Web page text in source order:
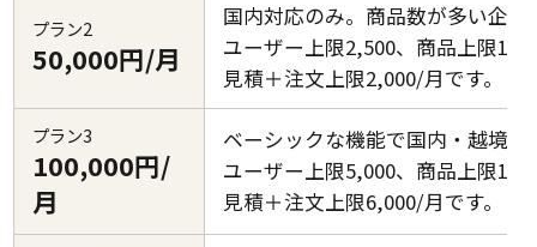
プラン2
50,000円/月
国内対応のみ。商品数が多い企業
ユーザー上限2,500、商品上限
見積＋注文上限2,000/月です。
プラン3
100,000円/
月
ベーシックな機能で国内・越境に
ユーザー上限5,000、商品上限
見積＋注文上限6,000/月です。